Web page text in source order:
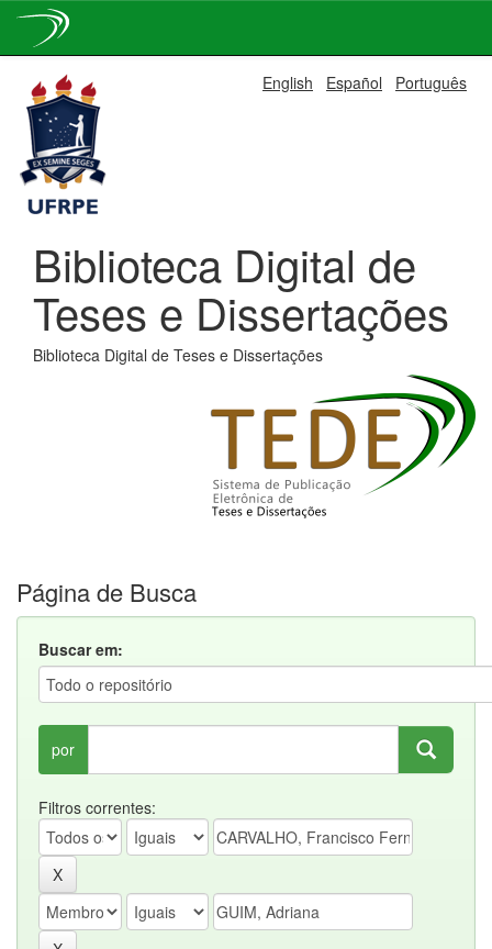
navigation
English Español Português
Biblioteca Digital de
Teses e Dissertações
Biblioteca Digital de Teses e Dissertações
Página de Busca
Buscar em:
por
Filtros correntes: